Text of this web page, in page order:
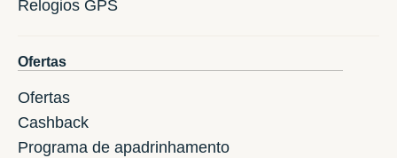
Relogios GPS
Ofertas
Ofertas
Cashback
Programa de apadrinhamento